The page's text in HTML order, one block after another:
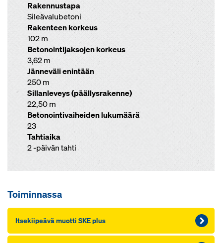
Rakennustapa
Sileävalubetoni
Rakenteen korkeus
102 m
Betonointijaksojen korkeus
3,62 m
Jänneväli enintään
250 m
Sillanleveys (päällysrakenne)
22,50 m
Betonointivaiheiden lukumäärä
23
Tahtiaika
2 -päivän tahti
Toiminnassa
It­se­kii­peä­vä muot­ti SKE plus